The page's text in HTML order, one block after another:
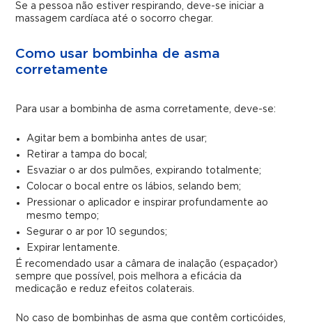
Se a pessoa não estiver respirando, deve-se iniciar a
massagem cardíaca até o socorro chegar.
Como usar bombinha de asma
corretamente
Para usar a bombinha de asma corretamente, deve-se:
Agitar bem a bombinha antes de usar;
Retirar a tampa do bocal;
Esvaziar o ar dos pulmões, expirando totalmente;
Colocar o bocal entre os lábios, selando bem;
Pressionar o aplicador e inspirar profundamente ao
mesmo tempo;
Segurar o ar por 10 segundos;
Expirar lentamente.
É recomendado usar a câmara de inalação (espaçador)
sempre que possível, pois melhora a eficácia da
medicação e reduz efeitos colaterais.
No caso de bombinhas de asma que contêm corticóides,